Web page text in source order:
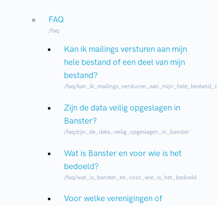
FAQ
/faq
Kan ik mailings versturen aan mijn
hele bestand of een deel van mijn
bestand?
/faq/
Zijn de data veilig opgeslagen in
Banster?
/faq/zijn_de_data_veilig_opgeslagen_in_banster
Wat is Banster en voor wie is het
bedoeld?
/faq/wat_is_banster_en_voor_wie_is_het_bedoeld
Voor welke verenigingen of